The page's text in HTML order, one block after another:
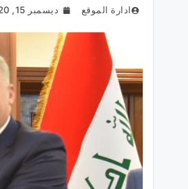
ادارة الموقع ديسمبر 15, 2020